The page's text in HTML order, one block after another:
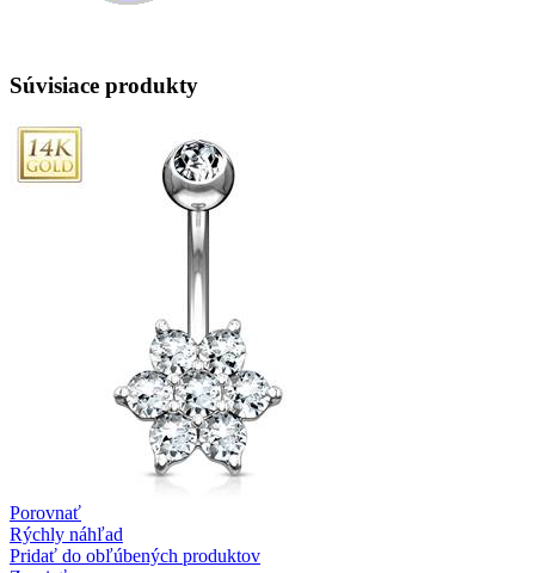
Súvisiace produkty
Porovnať
Rýchly náhľad
Pridať do obľúbených produktov